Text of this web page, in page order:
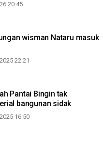
20:45
wisman Nataru masuk
22:21
bangunan sidak
16:50